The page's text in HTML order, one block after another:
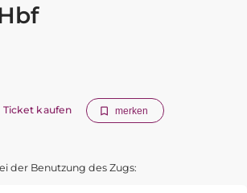
Ticket kaufen merken
der Benutzung des Zugs: